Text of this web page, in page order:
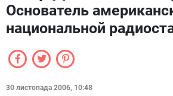
Основатель
национальной
30 листопада 2006, 10:48